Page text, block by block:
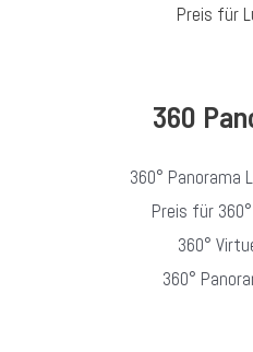
Preis für
360
360° Panorama
Preis für
360°
360°